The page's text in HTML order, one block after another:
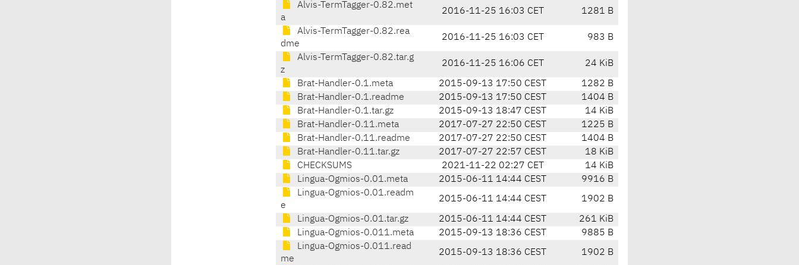
Alvis-TermTagger-0.82.met
a
2016-11-25 16:03 CET 1281 B
Alvis-TermTagger-0.82.rea
dme
2016-11-25 16:03 CET 983 B
Alvis-TermTagger-0.82.tar.g
z
2016-11-25 16:06 CET 24 KiB
Brat-Handler-0.1.meta 2015-09-13 17:50 CEST
1282 B
Brat-Handler-0.1.readme
2015-09-13 17:50 CEST
1404 B
Brat-Handler-0.1.tar.gz
2015-09-13 18:47 CEST
14 KiB
Brat-Handler-0.11.meta
2017-07-27 22:50 CEST
1225 B
Brat-Handler-0.11.readme
2017-07-27 22:50 CEST
1404 B
Brat-Handler-0.11.tar.gz
2017-07-27 22:57 CEST
18 KiB
CHECKSUMS
2021-11-22 02:27 CET
14 KiB
Lingua-Ogmios-0.01.meta
2015-06-11 14:44 CEST
9916 B
Lingua-Ogmios-0.01.readm
e
2015-06-11 14:44 CEST 1902 B
Lingua-Ogmios-0.01.tar.gz 2015-06-11 14:44 CEST
261 KiB
Lingua-Ogmios-0.011.meta
2015-09-13 18:36 CEST
9885 B
Lingua-Ogmios-0.011.read
me
2015-09-13 18:36 CEST 1902 B